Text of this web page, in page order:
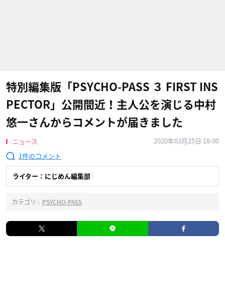
特別編集版「PSYCHO-PASS ３ FIRST INS
PECTOR」公開間近！主人公を演じる中村
悠一さんからコメントが届きました
ニュース
2020年03月25日 18:00
1
ライター：にじめん編集部
カテゴリ : PSYCHO-PASS